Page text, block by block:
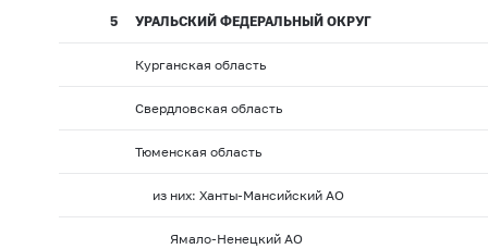
5 УРАЛЬСКИЙ ФЕДЕРАЛЬНЫЙ ОКРУГ
Курганская область
Свердловская область
Тюменская область
из них: Ханты-Мансийский АО
Ямало-Ненецкий АО